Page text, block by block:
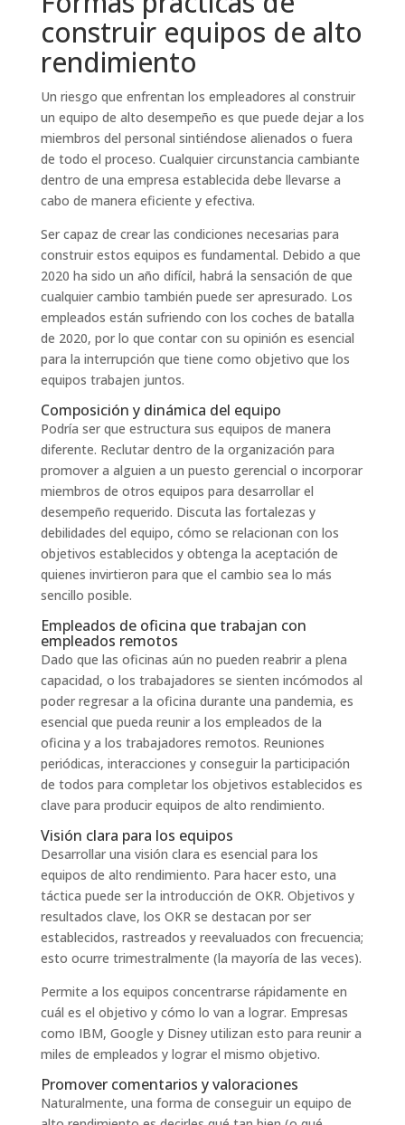
construir equipos de alto
rendimiento
Un riesgo que enfrentan los empleadores al construir
un equipo de alto desempeño es que puede dejar a los
miembros del personal sintiéndose alienados o fuera
de todo el proceso. Cualquier circunstancia cambiante
dentro de una empresa establecida debe llevarse a
cabo de manera eficiente y efectiva.
Ser capaz de crear las condiciones necesarias para
construir estos equipos es fundamental. Debido a que
2020 ha sido un año difícil, habrá la sensación de que
cualquier cambio también puede ser apresurado. Los
empleados están sufriendo con los coches de batalla
de 2020, por lo que contar con su opinión es esencial
para la interrupción que tiene como objetivo que los
equipos trabajen juntos.
Composición y dinámica del equipo
Podría ser que estructura sus equipos de manera
diferente. Reclutar dentro de la organización para
promover a alguien a un puesto gerencial o incorporar
miembros de otros equipos para desarrollar el
desempeño requerido. Discuta las fortalezas y
debilidades del equipo, cómo se relacionan con los
objetivos establecidos y obtenga la aceptación de
quienes invirtieron para que el cambio sea lo más
sencillo posible.
Empleados de oficina que trabajan con
empleados remotos
Dado que las oficinas aún no pueden reabrir a plena
capacidad, o los trabajadores se sienten incómodos al
poder regresar a la oficina durante una pandemia, es
esencial que pueda reunir a los empleados de la
oficina y a los trabajadores remotos. Reuniones
periódicas, interacciones y conseguir la participación
de todos para completar los objetivos establecidos es
clave para producir equipos de alto rendimiento.
Visión clara para los equipos
Desarrollar una visión clara es esencial para los
equipos de alto rendimiento. Para hacer esto, una
táctica puede ser la introducción de OKR. Objetivos y
resultados clave, los OKR se destacan por ser
establecidos, rastreados y reevaluados con frecuencia;
esto ocurre trimestralmente (la mayoría de las veces).
Permite a los equipos concentrarse rápidamente en
cuál es el objetivo y cómo lo van a lograr. Empresas
como IBM, Google y Disney utilizan esto para reunir a
miles de empleados y lograr el mismo objetivo.
Promover comentarios y valoraciones
Naturalmente, una forma de conseguir un equipo de